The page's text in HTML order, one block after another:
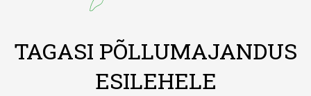
TAGASI PÕLLUMAJANDUS
ESILEHELE